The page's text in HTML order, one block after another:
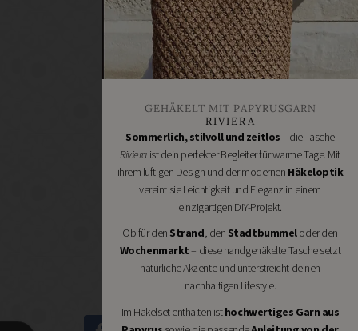
DIY
GESCHÄFTE
Bastelbedarf
Stoffgeschäfte
Handgemachtes
Schneidereibedarf
Handarbeitszubehör
DIY
Online
Shops
Schmuckzubehör
Nähmaschinen
GEHÄKELT MIT PAPYRUSGARN
RIVIERA
Sommerlich, stilvoll und zeitlos– die Tasche
Rivieraist dein perfekter Begleiter für warme Tage. Mit
ihrem luftigen Design und der modernen Häkeloptik
vereint sie Leichtigkeit und Eleganz in einem
einzigartigen DIY-Projekt.
Ob für den Strand, den Stadtbummeloder den
Wochenmarkt– diese handgehäkelte Tasche setzt
natürliche Akzente und unterstreicht deinen
nachhaltigen Lifestyle.
Im Häkelset enthalten isthochwertiges Garn aus